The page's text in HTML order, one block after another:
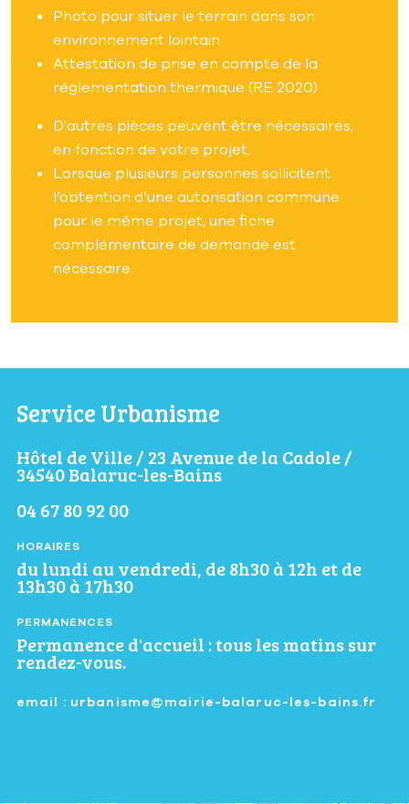
Photo pour situer le terrain dans son
environnement lointain
Attestation de prise en compte de la
réglementation thermique (RE 2020)
D'autres pièces peuvent être nécessaires,
en fonction de votre projet.
Lorsque plusieurs personnes sollicitent
l’obtention d’une autorisation commune
pour le même projet, une fiche
complémentaire de demande est
nécessaire.
Service Urbanisme
Hôtel de Ville / 23 Avenue de la Cadole /
34540 Balaruc-les-Bains
04 67 80 92 00
HORAIRES
du lundi au vendredi, de 8h30 à 12h et de
13h30 à 17h30
PERMANENCES
Permanence d'accueil : tous les matins sur
rendez-vous.
email : urbanisme@mairie-balaruc-les-bains.fr